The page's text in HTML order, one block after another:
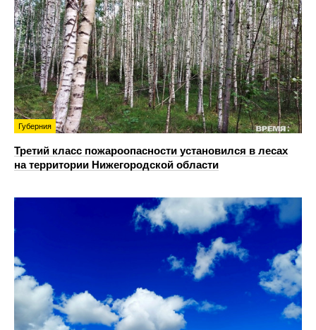
Губерния
Третий класс пожароопасности установился в лесах
на территории Нижегородской области